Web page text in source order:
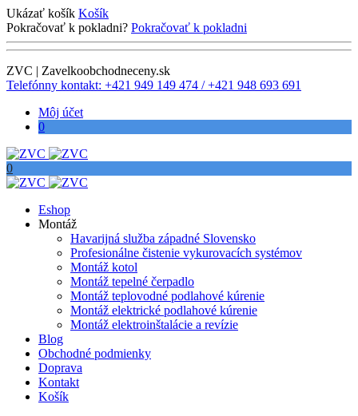
Ukázať košík Košík
Pokračovať k pokladni? Pokračovať k pokladni
ZVC | Zavelkoobchodneceny.sk
Telefónny kontakt: +421 949 149 474 / +421 948 693 691
Môj účet
0
0
Eshop
Montáž
Havarijná služba západné Slovensko
Profesionálne čistenie vykurovacích systémov
Montáž kotol
Montáž tepelné čerpadlo
Montáž teplovodné podlahové kúrenie
Montáž elektrické podlahové kúrenie
Montáž elektroinštalácie a revízie
Blog
Obchodné podmienky
Doprava
Kontakt
Košík